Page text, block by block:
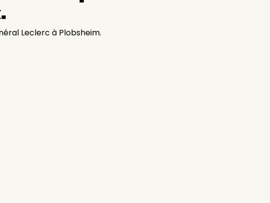
Leclerc à Plobsheim.